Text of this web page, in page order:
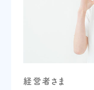
経営者さま